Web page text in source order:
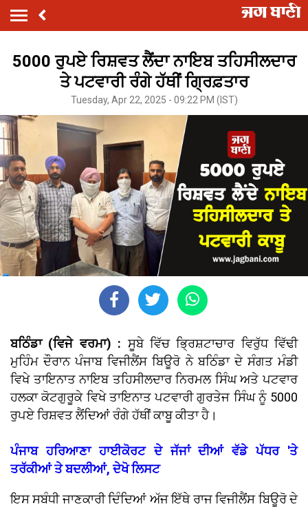
5000 ਰੁਪਏ ਰਿਸ਼ਵਤ ਲੈਂਦਾ ਨਾਇਬ ਤਹਿਸੀਲਦਾਰ
ਤੇ ਪਟਵਾਰੀ ਰੰਗੇ ਹੱਥੀਂ ਗ੍ਰਿਫ਼ਤਾਰ
Tuesday, Apr 22, 2025 - 09:22 PM (IST)
ਬਠਿੰਡਾ (ਵਿਜੇ ਵਰਮਾ) : ਸੂਬੇ ਵਿੱਚ ਭ੍ਰਿਸ਼ਟਾਚਾਰ ਵਿਰੁੱਧ ਵਿੱਢੀ
ਮੁਹਿੰਮ ਦੌਰਾਨ ਪੰਜਾਬ ਵਿਜੀਲੈਂਸ ਬਿਊਰੋ ਨੇ ਬਠਿੰਡਾ ਦੇ ਸੰਗਤ ਮੰਡੀ
ਵਿਖੇ ਤਾਇਨਾਤ ਨਾਇਬ ਤਹਿਸੀਲਦਾਰ ਨਿਰਮਲ ਸਿੰਘ ਅਤੇ ਪਟਵਾਰ
ਹਲਕਾ ਕੋਟਗੁਰੂਕੇ ਵਿਖੇ ਤਾਇਨਾਤ ਪਟਵਾਰੀ ਗੁਰਤੇਜ ਸਿੰਘ ਨੂੰ 5000
ਰੁਪਏ ਰਿਸ਼ਵਤ ਲੈਂਦਿਆਂ ਰੰਗੇ ਹੱਥੀਂ ਕਾਬੂ ਕੀਤਾ ਹੈ।
ਪੰਜਾਬ ਹਰਿਆਣਾ ਹਾਈਕੋਰਟ ਦੇ ਜੱਜਾਂ ਦੀਆਂ ਵੱਡੇ ਪੱਧਰ 'ਤੇ
ਤਰੱਕੀਆਂ ਤੇ ਬਦਲੀਆਂ, ਦੇਖੋ ਲਿਸਟ
ਇਸ ਸਬੰਧੀ ਜਾਣਕਾਰੀ ਦਿੰਦਿਆਂ ਅੱਜ ਇੱਥੇ ਰਾਜ ਵਿਜੀਲੈਂਸ ਬਿਊਰੋ ਦੇ